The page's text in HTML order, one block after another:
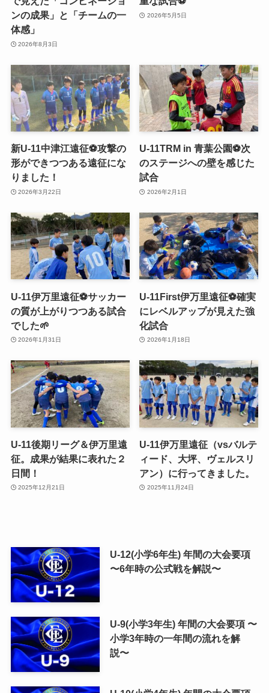
ンの成果」と「チームの一
体感」
2026年8月3日
2026年5月5日
新U-11中津江遠征⚽️攻撃の
形ができつつある遠征にな
りました！
2026年3月22日
U-11TRM in 青葉公園⚽️次
のステージへの壁を感じた
試合
2026年2月1日
U-11伊万里遠征⚽️サッカー
の質が上がりつつある試合
でした🌱
2026年1月31日
U-11First伊万里遠征⚽️確実
にレベルアップが見えた強
化試合
2026年1月18日
U-11後期リーグ＆伊万里遠
征。成果が結果に表れた２
日間！
2025年12月21日
U-11伊万里遠征（vsバルテ
ィード、大坪、ヴェルスリ
アン）に行ってきました。
2025年11月24日
U-12(小学6年生) 年間の大会要項
〜6年時の公式戦を解説〜
U-9(小学3年生) 年間の大会要項 〜
小学3年時の一年間の流れを解
説〜